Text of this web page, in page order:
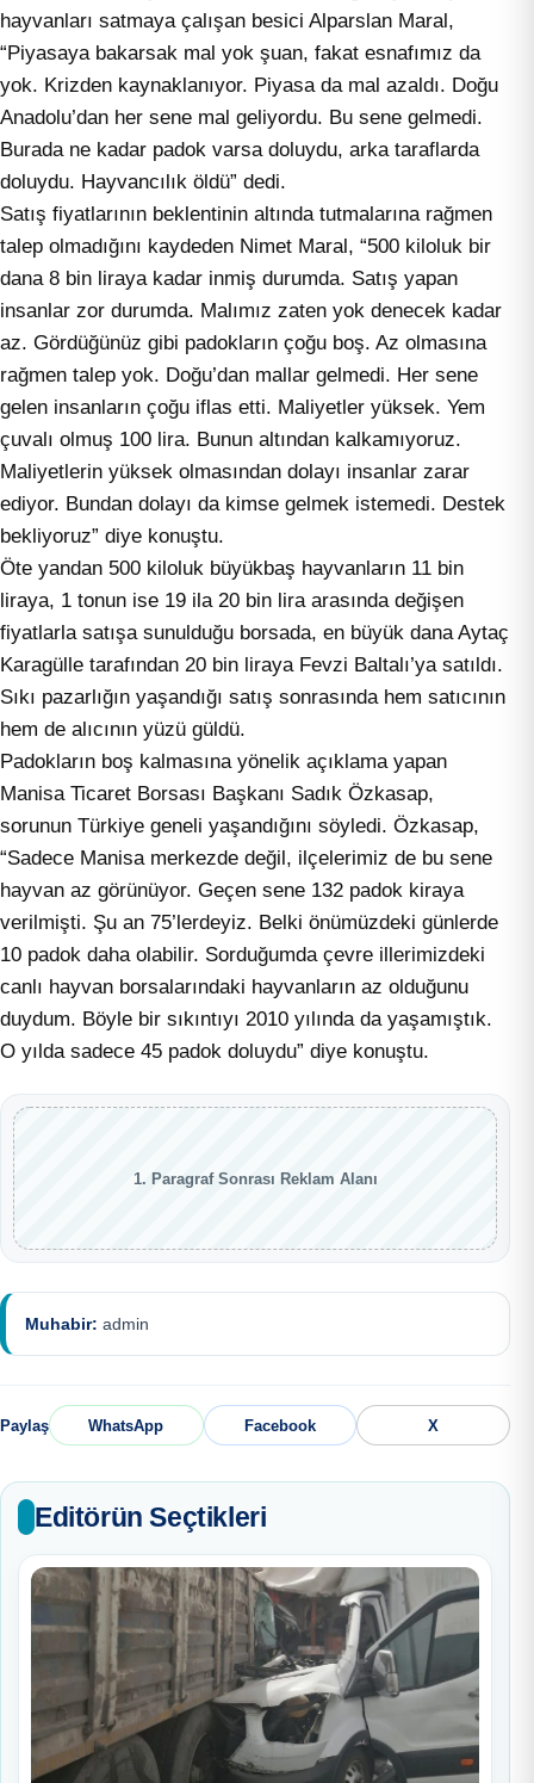
hayvanları satmaya çalışan besici Alparslan Maral,
“Piyasaya bakarsak mal yok şuan, fakat esnafımız da
yok. Krizden kaynaklanıyor. Piyasa da mal azaldı. Doğu
Anadolu’dan her sene mal geliyordu. Bu sene gelmedi.
Burada ne kadar padok varsa doluydu, arka taraflarda
doluydu. Hayvancılık öldü” dedi.
Satış fiyatlarının beklentinin altında tutmalarına rağmen
talep olmadığını kaydeden Nimet Maral, “500 kiloluk bir
dana 8 bin liraya kadar inmiş durumda. Satış yapan
insanlar zor durumda. Malımız zaten yok denecek kadar
az. Gördüğünüz gibi padokların çoğu boş. Az olmasına
rağmen talep yok. Doğu’dan mallar gelmedi. Her sene
gelen insanların çoğu iflas etti. Maliyetler yüksek. Yem
çuvalı olmuş 100 lira. Bunun altından kalkamıyoruz.
Maliyetlerin yüksek olmasından dolayı insanlar zarar
ediyor. Bundan dolayı da kimse gelmek istemedi. Destek
bekliyoruz” diye konuştu.
Öte yandan 500 kiloluk büyükbaş hayvanların 11 bin
liraya, 1 tonun ise 19 ila 20 bin lira arasında değişen
fiyatlarla satışa sunulduğu borsada, en büyük dana Aytaç
Karagülle tarafından 20 bin liraya Fevzi Baltalı’ya satıldı.
Sıkı pazarlığın yaşandığı satış sonrasında hem satıcının
hem de alıcının yüzü güldü.
Padokların boş kalmasına yönelik açıklama yapan
Manisa Ticaret Borsası Başkanı Sadık Özkasap,
sorunun Türkiye geneli yaşandığını söyledi. Özkasap,
“Sadece Manisa merkezde değil, ilçelerimiz de bu sene
hayvan az görünüyor. Geçen sene 132 padok kiraya
verilmişti. Şu an 75’lerdeyiz. Belki önümüzdeki günlerde
10 padok daha olabilir. Sorduğumda çevre illerimizdeki
canlı hayvan borsalarındaki hayvanların az olduğunu
duydum. Böyle bir sıkıntıyı 2010 yılında da yaşamıştık.
O yılda sadece 45 padok doluydu” diye konuştu.
1. Paragraf Sonrası Reklam Alanı
Muhabir: admin
Paylaş WhatsApp Facebook X
Editörün Seçtikleri